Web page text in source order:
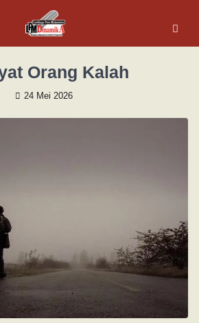
Orang Kalah
24 Mei 2026